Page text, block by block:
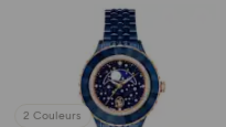
2 Couleurs